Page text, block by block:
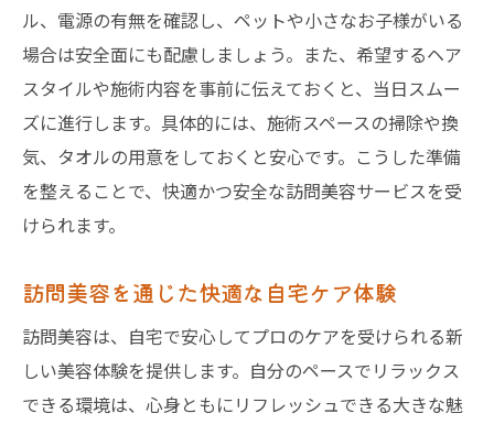
訪問美容のサービス活用で生活を快適に
訪問美容の体験談や口コミの活かし方
東京都で訪問美容を続けるためのポイント
ル、電源の有無を確認し、ペットや小さなお子様がいる
場合は安全面にも配慮しましょう。また、希望するヘア
スタイルや施術内容を事前に伝えておくと、当日スムー
ズに進行します。具体的には、施術スペースの掃除や換
気、タオルの用意をしておくと安心です。こうした準備
を整えることで、快適かつ安全な訪問美容サービスを受
けられます。
訪問美容を通じた快適な自宅ケア体験
訪問美容は、自宅で安心してプロのケアを受けられる新
しい美容体験を提供します。自分のペースでリラックス
できる環境は、心身ともにリフレッシュできる大きな魅